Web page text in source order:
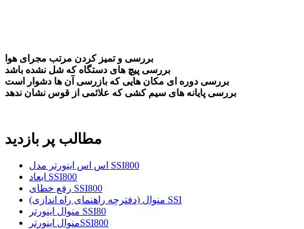
بررسی و تمیز کردن مرتب مجرای هوا
بررسی پیچ های دستگاه که شل نشده باشد
بررسی دوره ای مکان هایی که بازرسی آن ها دشوار است
بررسی پایانه های سیم کشی که علائمی از قوس نشان ندهد
مطالب پر بازدید
اس اس اینورتر مدل SSI800
ابعاد SSI800
رفع خطای SSI800
منوال (دفترچه راهنمای راه اندازی) SSI
منوال اینورتر SSI80
منوال اینورترSSI800